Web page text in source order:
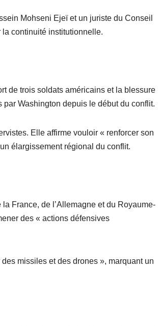
Mohseni Ejeï et un juriste du Conseil
la continuité institutionnelle.
de trois soldats américains et la blessure
Washington depuis le début du conflit.
Elle affirme vouloir « renforcer son
élargissement régional du conflit.
France, de l’Allemagne et du Royaume-
des « actions défensives
missiles et des drones », marquant un